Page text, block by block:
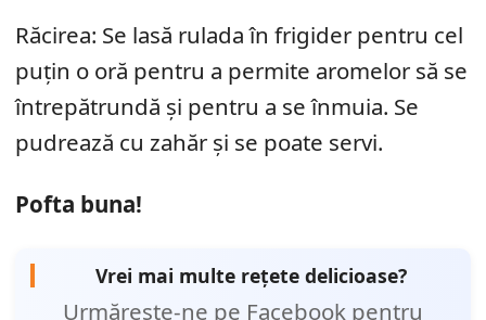
Răcirea: Se lasă rulada în frigider pentru cel
puțin o oră pentru a permite aromelor să se
întrepătrundă și pentru a se înmuia. Se
pudrează cu zahăr și se poate servi.
Pofta buna!
Vrei mai multe rețete delicioase?
Urmărește-ne pe Facebook pentru